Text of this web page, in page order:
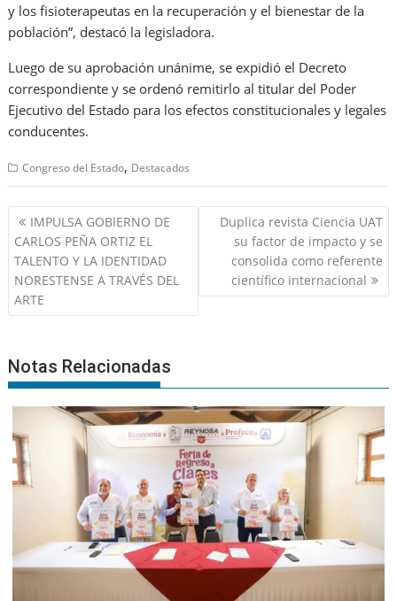
y los fisioterapeutas en la recuperación y el bienestar de la
población”, destacó la legisladora.
Luego de su aprobación unánime, se expidió el Decreto
correspondiente y se ordenó remitirlo al titular del Poder
Ejecutivo del Estado para los efectos constitucionales y legales
conducentes.
Congreso del Estado, Destacados
Navegación
de
entradas
IMPULSA GOBIERNO DE
CARLOS PEÑA ORTIZ EL
TALENTO Y LA IDENTIDAD
NORESTENSE A TRAVÉS DEL
ARTE
Duplica revista Ciencia UAT
su factor de impacto y se
consolida como referente
científico internacional
Notas Relacionadas